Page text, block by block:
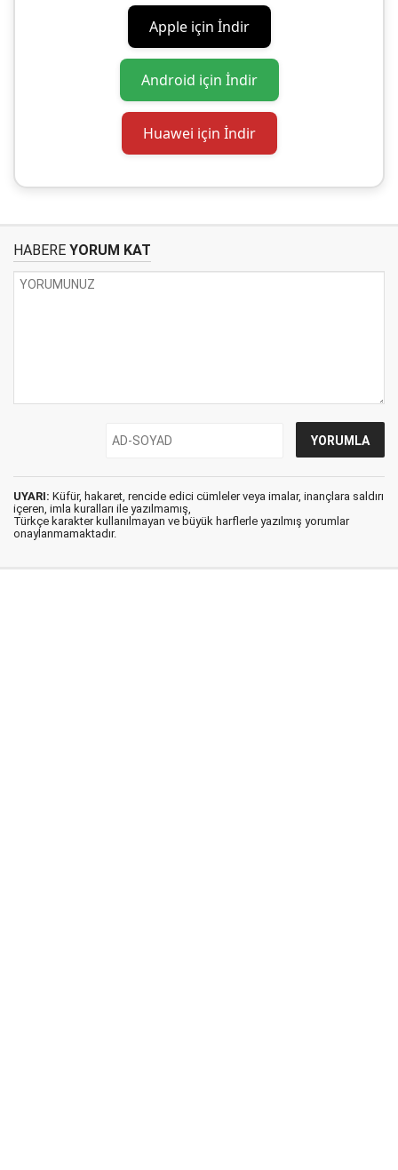
Apple için İndir
Android için İndir
Huawei için İndir
HABERE YORUM KAT
UYARI: Küfür, hakaret, rencide edici cümleler veya imalar, inançlara saldırı
içeren, imla kuralları ile yazılmamış,
Türkçe karakter kullanılmayan ve büyük harflerle yazılmış yorumlar
onaylanmamaktadır.